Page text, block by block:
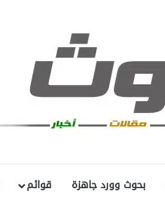
بحوث وورد جاهزة قوائم